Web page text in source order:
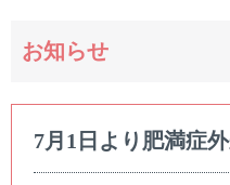
お知らせ
7月1日より肥満症